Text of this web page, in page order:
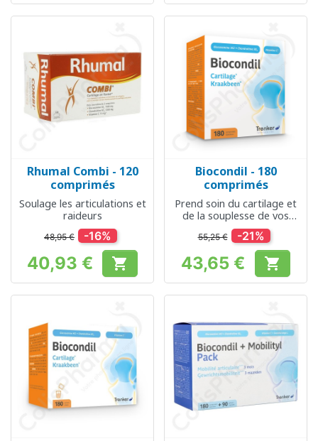
Rhumal Combi - 120
comprimés
Soulage les articulations et
raideurs
48,95 € -16%
Prix
40,93 € 
Biocondil - 180
comprimés
Prend soin du cartilage et
de la souplesse de vos
articulations
55,25 € -21%
Prix
43,65 € 